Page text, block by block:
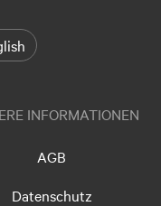
INFORMATIONEN
AGB
Datenschutz